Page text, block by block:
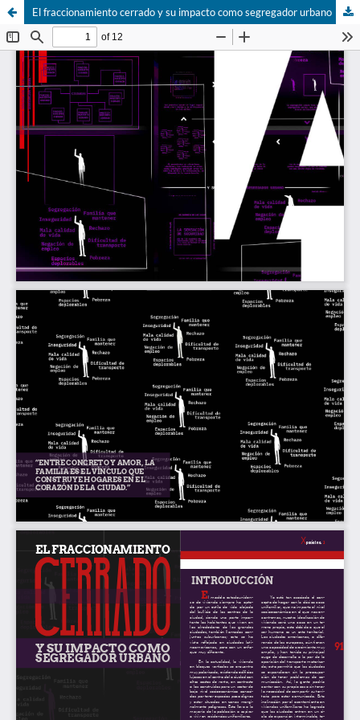
El fraccionamiento cerrado y su impacto como segregador urbano